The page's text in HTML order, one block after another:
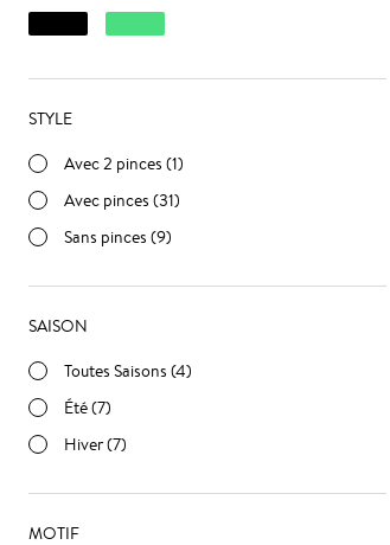
STYLE
Avec 2 pinces (1)
Avec pinces (31)
Sans pinces (9)
SAISON
Toutes Saisons (4)
Été (7)
Hiver (7)
MOTIF